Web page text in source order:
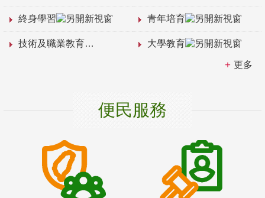
終身學習 青年培育
技術及職業教育 大學教育
更多
便民服務